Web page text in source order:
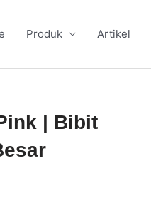
Produk Artikel
| Bibit